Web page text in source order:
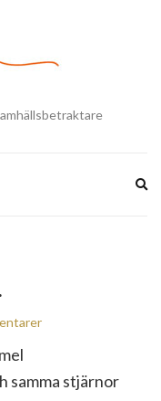
samma stjärnor